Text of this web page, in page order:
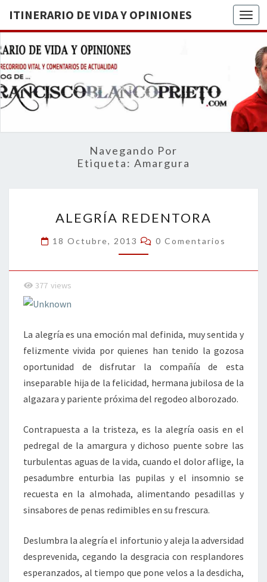
ITINERARIO DE VIDA Y OPINIONES
DE
BREVE
RECORRIDO
VITAL Y
ACTUALIDAD
Navegando Por
Etiqueta: Amargura
REDENTORA
ALEGRÍA REDENTORA
18 Octubre, 2013 Comentarios
0 Comentarios
377 views
La alegría es una emoción mal definida, muy sentida y
felizmente vivida por quienes han tenido la gozosa
oportunidad de disfrutar la compañía de esta
inseparable hija de la felicidad, hermana jubilosa de la
algazara y pariente próxima del regodeo alborozado.
Contrapuesta a la tristeza, es la alegría oasis en el
pedregal de la amargura y dichoso puente sobre las
turbulentas aguas de la vida, cuando el dolor aflige, la
pesadumbre enturbia las pupilas y el insomnio se
recuesta en la almohada, alimentando pesadillas y
sinsabores de penas redimibles en su frescura.
Deslumbra la alegría el infortunio y aleja la adversidad
desprevenida, cegando la desgracia con resplandores
esperanzados, al tiempo que pone velos a la desdicha,